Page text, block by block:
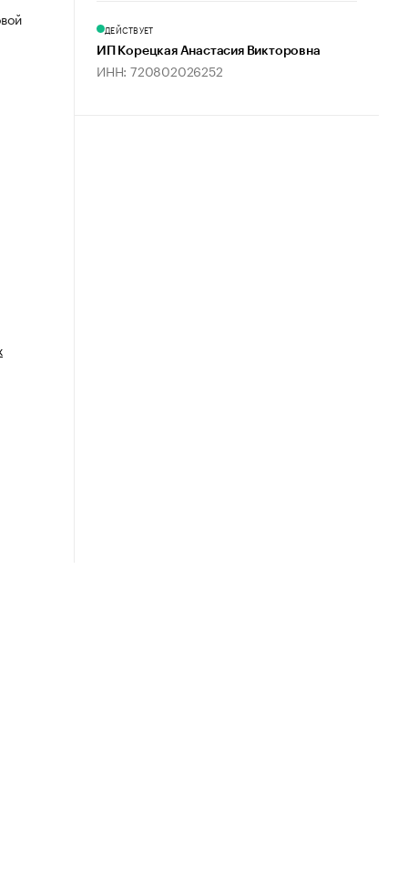
ДЕЙСТВУЕТ
ИП Корецкая Анастасия Викторовна
ИНН: 720802026252